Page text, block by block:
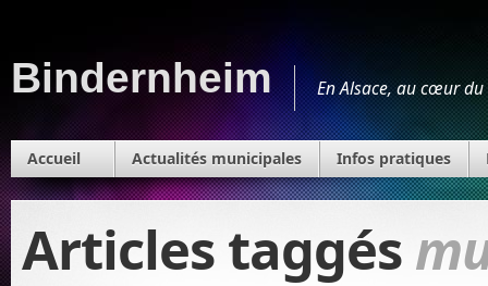
Bindernheim En Alsace, au cœur
Accueil Actualités municipales Infos pratiques
Articles taggés